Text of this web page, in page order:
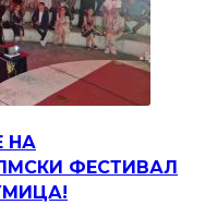
НА
ФЕСТИВАЛ